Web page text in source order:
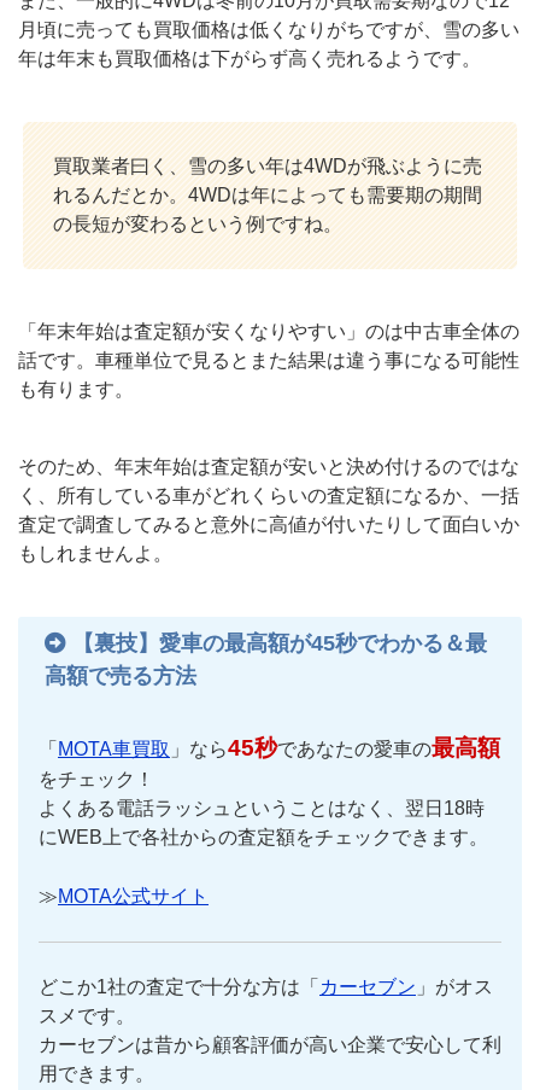
月頃に売っても買取価格は低くなりがちですが、雪の多い
年は年末も買取価格は下がらず高く売れるようです。
買取業者曰く、雪の多い年は4WDが飛ぶように売
れるんだとか。4WDは年によっても需要期の期間
の長短が変わるという例ですね。
「年末年始は査定額が安くなりやすい」のは中古車全体の
話です。車種単位で見るとまた結果は違う事になる可能性
も有ります。
そのため、年末年始は査定額が安いと決め付けるのではな
く、所有している車がどれくらいの査定額になるか、一括
査定で調査してみると意外に高値が付いたりして面白いか
もしれませんよ。
【裏技】愛車の最高額が45秒でわかる＆最
高額で売る方法
「 MOTA車買取 」なら45秒であなたの愛車の最高額
をチェック！
よくある電話ラッシュということはなく、翌日18時
にWEB上で各社からの査定額をチェックできます。
≫MOTA公式サイト
どこか1社の査定で十分な方は「 カーセブン 」がオス
スメです。
カーセブンは昔から顧客評価が高い企業で安心して利
用できます。